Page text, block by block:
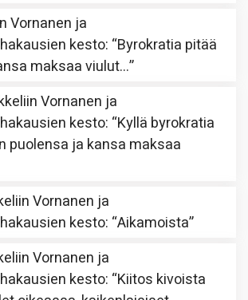
Vornanen ja
kesto: “Byrokratia pitää
maksaa viulut…”
Vornanen ja
kesto: “Kyllä byrokratia
puolensa ja kansa maksaa
Vornanen ja
kesto: “Aikamoista”
Vornanen ja
kesto: “Kiitos kivoista